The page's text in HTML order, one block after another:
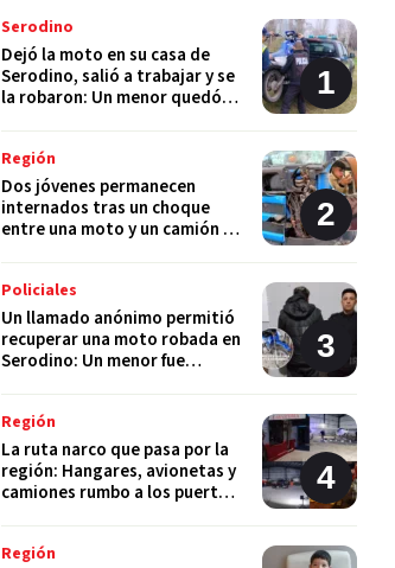
Serodino
Dejó la moto en su casa de
Serodino, salió a trabajar y se
la robaron: Un menor quedó
Región
Dos jóvenes permanecen
internados tras un choque
entre una moto y un camión en
Policiales
Un llamado anónimo permitió
recuperar una moto robada en
Serodino: Un menor fue
Región
La ruta narco que pasa por la
región: Hangares, avionetas y
camiones rumbo a los puertos
Región